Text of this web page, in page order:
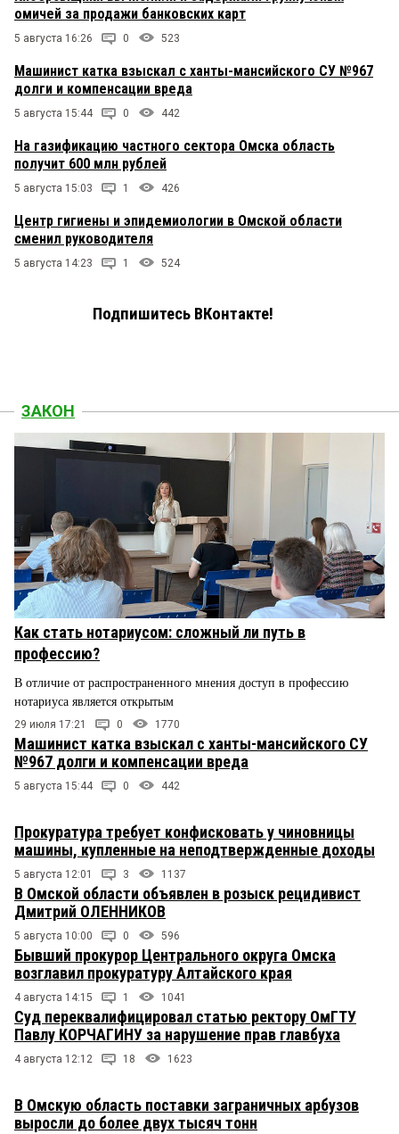
омичей за продажи банковских карт
5 августа 16:26 0 523
Машинист катка взыскал с ханты-мансийского СУ №967
долги и компенсации вреда
5 августа 15:44 0 442
На газификацию частного сектора Омска область
получит 600 млн рублей
5 августа 15:03 1 426
Центр гигиены и эпидемиологии в Омской области
сменил руководителя
5 августа 14:23 1 524
Подпишитесь ВКонтакте!
ЗАКОН
Как стать нотариусом: сложный ли путь в
профессию?
В отличие от распространенного мнения доступ в профессию
нотариуса является открытым
29 июля 17:21 0 1770
Машинист катка взыскал с ханты-мансийского СУ
№967 долги и компенсации вреда
5 августа 15:44 0 442
Прокуратура требует конфисковать у чиновницы
машины, купленные на неподтвержденные доходы
5 августа 12:01 3 1137
В Омской области объявлен в розыск рецидивист
Дмитрий ОЛЕННИКОВ
5 августа 10:00 0 596
Бывший прокурор Центрального округа Омска
возглавил прокуратуру Алтайского края
4 августа 14:15 1 1041
Суд переквалифицировал статью ректору ОмГТУ
Павлу КОРЧАГИНУ за нарушение прав главбуха
4 августа 12:12 18 1623
В Омскую область поставки заграничных арбузов
выросли до более двух тысяч тонн